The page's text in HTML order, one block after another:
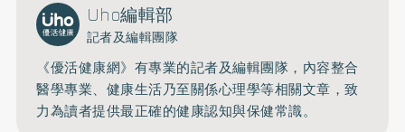
Uho編輯部
記者及編輯團隊
《優活健康網》有專業的記者及編輯團隊，內容整合
醫學專業、健康生活乃至關係心理學等相關文章，致
力為讀者提供最正確的健康認知與保健常識。